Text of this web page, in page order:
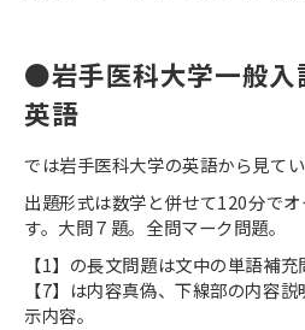
●岩手医科大学一般入
英語
では岩手医科大学の英語から見てい
出題形式は数学と併せて120分で
す。大問７題。全問マーク問題。
【1】の長文問題は文中の単語補
【7】は内容真偽、下線部の内容
示内容。